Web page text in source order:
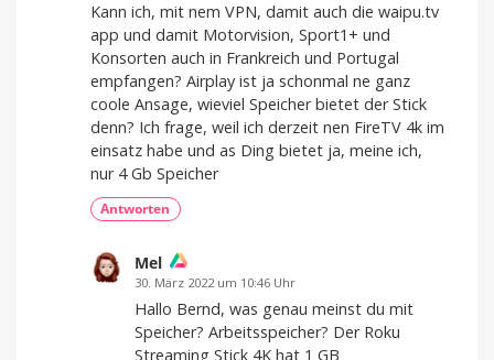
Kann ich, mit nem VPN, damit auch die waipu.tv
app und damit Motorvision, Sport1+ und
Konsorten auch in Frankreich und Portugal
empfangen? Airplay ist ja schonmal ne ganz
coole Ansage, wieviel Speicher bietet der Stick
denn? Ich frage, weil ich derzeit nen FireTV 4k im
einsatz habe und as Ding bietet ja, meine ich,
nur 4 Gb Speicher
Antworten
Mel
30. März 2022 um 10:46 Uhr
Hallo Bernd, was genau meinst du mit
Speicher? Arbeitsspeicher? Der Roku
Streaming Stick 4K hat 1 GB